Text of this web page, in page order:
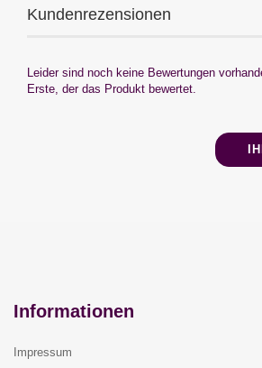
Kundenrezensionen
Leider sind noch keine Bewertungen
Erste, der das Produkt bewertet.
Informationen
Impressum